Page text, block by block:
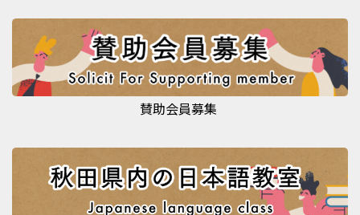
賛助会員募集